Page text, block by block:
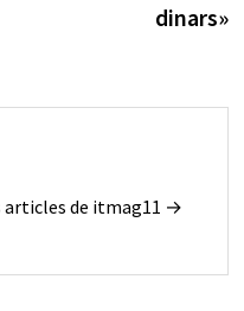
dinars»
articles de itmag11 →